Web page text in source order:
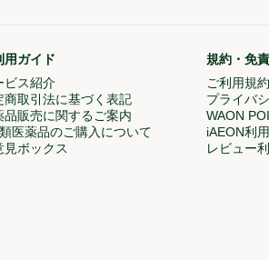
ウで開く)
用ガイド
ビス紹介
商取引法に基づく表記
品販売に関するご案内
医薬品のご購入について
見ボックス
(新しいウィンドウで開く)
規約・免
ご利用規約
プライバ
WAON
iAEON利
レビュー
ウで開く)
ンドウで開く)